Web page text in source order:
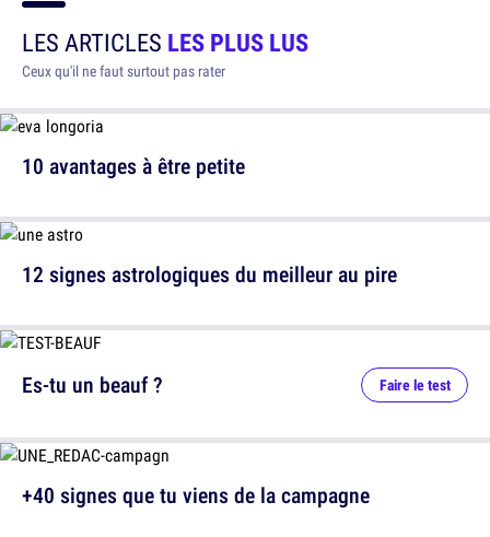
LES ARTICLES LES PLUS LUS
Ceux qu'il ne faut surtout pas rater
10 avantages à être petite
12 signes astrologiques du meilleur au pire
Es-tu un beauf ? Faire le test
+40 signes que tu viens de la campagne